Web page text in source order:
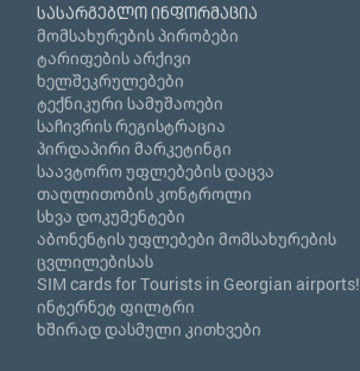
სასარგებლო ინფორმაცია
მომსახურების პირობები
ტარიფების არქივი
ხელშეკრულებები
ტექნიკური სამუშაოები
საჩივრის რეგისტრაცია
პირდაპირი მარკეტინგი
საავტორო უფლებების დაცვა
თაღლითობის კონტროლი
სხვა დოკუმენტები
აბონენტის უფლებები მომსახურების
ცვლილებისას
SIM cards for Tourists in Georgian airports!
ინტერნეტ ფილტრი
ხშირად დასმული კითხვები